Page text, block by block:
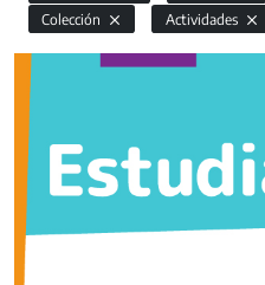
Colección
Actividades